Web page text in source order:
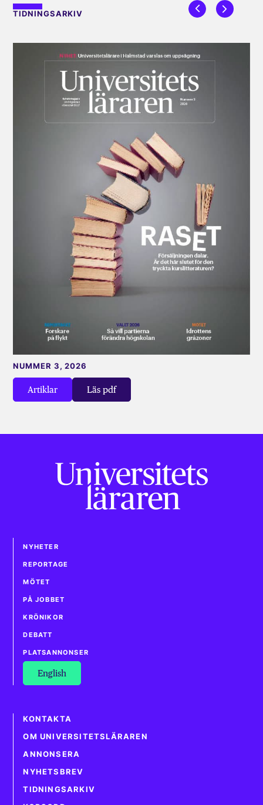
TIDNINGSARKIV
Artiklar Läs pdf
NUMMER 3, 2026
NYHETER
REPORTAGE
MÖTET
PÅ JOBBET
KRÖNIKOR
DEBATT
PLATSANNONSER
English
KONTAKTA
OM UNIVERSITETSLÄRAREN
ANNONSERA
NYHETSBREV
TIDNINGSARKIV